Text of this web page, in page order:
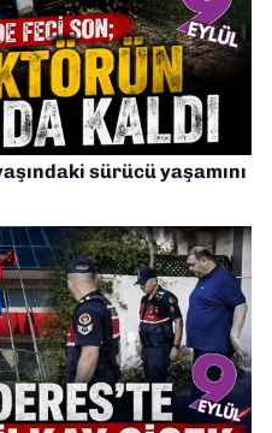
sürücü yaşamını